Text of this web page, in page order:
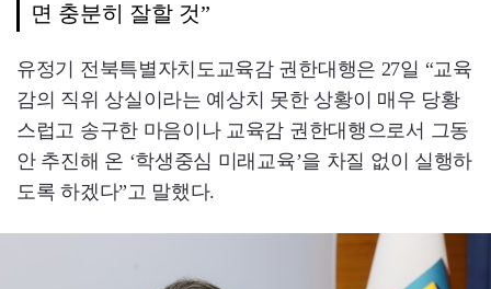
면 충분히 잘할 것”
유정기 전북특별자치도교육감 권한대행은 27일 “교육
감의 직위 상실이라는 예상치 못한 상황이 매우 당황
스럽고 송구한 마음이나 교육감 권한대행으로서 그동
안 추진해 온 ‘학생중심 미래교육’을 차질 없이 실행하
도록 하겠다”고 말했다.